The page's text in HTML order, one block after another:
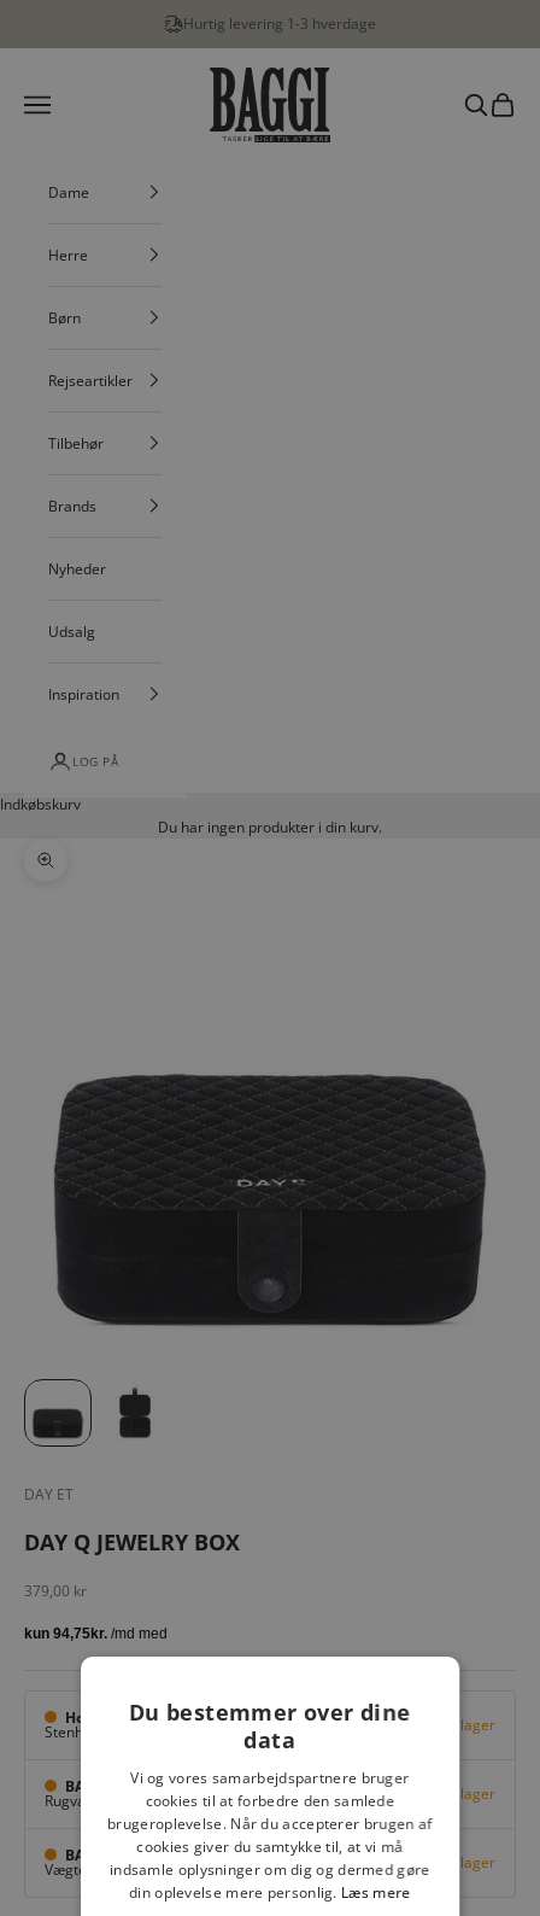
Hurtig levering 1-3 hverdage
BAGGI
Menu
Søg
Dame
Herre
Børn
Rejseartikler
Tilbehør
Brands
Nyheder
Udsalg
Inspiration
LOG PÅ
Indkøbskurv
Du har ingen produkter i din kurv.
Zoom
DAY ET
DAY Q JEWELRY BOX
Salgspris
379,00 kr
Hovedlager
Stenhuggervej 10, Få på lager
BAGGI Tarup Center
Rugvang 36, Odense NV Få på lager
BAGGI Nyborg
Vægtergade 1, Nyborg Få på lager
Du bestemmer over dine
data
Vi og vores samarbejdspartnere bruger
cookies til at forbedre den samlede
brugeroplevelse. Når du accepterer brugen af
cookies giver du samtykke til, at vi må
indsamle oplysninger om dig og dermed gøre
din oplevelse mere personlig. Læs mere